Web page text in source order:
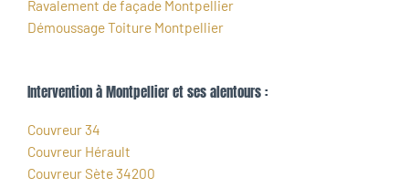
Ravalement de façade Montpellier
Démoussage Toiture Montpellier
Intervention à Montpellier et ses alentours :
Couvreur 34
Couvreur Hérault
Couvreur Sète 34200